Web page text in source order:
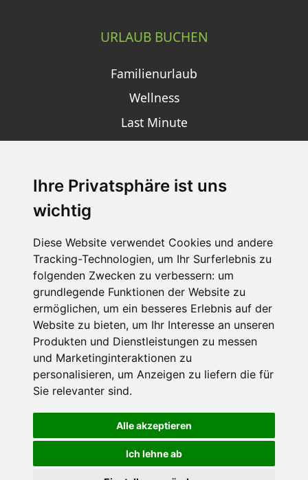
Ihre Privatsphäre ist uns
wichtig
Diese Website verwendet Cookies und andere
Tracking-Technologien, um Ihr Surferlebnis zu
folgenden Zwecken zu verbessern: um
grundlegende Funktionen der Website zu
ermöglichen, um ein besseres Erlebnis auf der
Website zu bieten, um Ihr Interesse an unseren
Produkten und Dienstleistungen zu messen
und Marketinginteraktionen zu
personalisieren, um Anzeigen zu liefern die für
Sie relevanter sind.
Alle akzeptieren
Ich lehne ab
URLAUB BUCHEN
Familienurlaub
Wellness
Last Minute
SCHNEEHÖHEN SKI APP
Die Schneehoehen Ski APP für iOS und Android - Ein
Muss für alle Wintersportler und Schneefreaks!
Impressum
Datenschutz
Nutzungsbedingungen
Portale
FAQ Newsletter Mediadaten
©2026 Schneemenschen GmbH